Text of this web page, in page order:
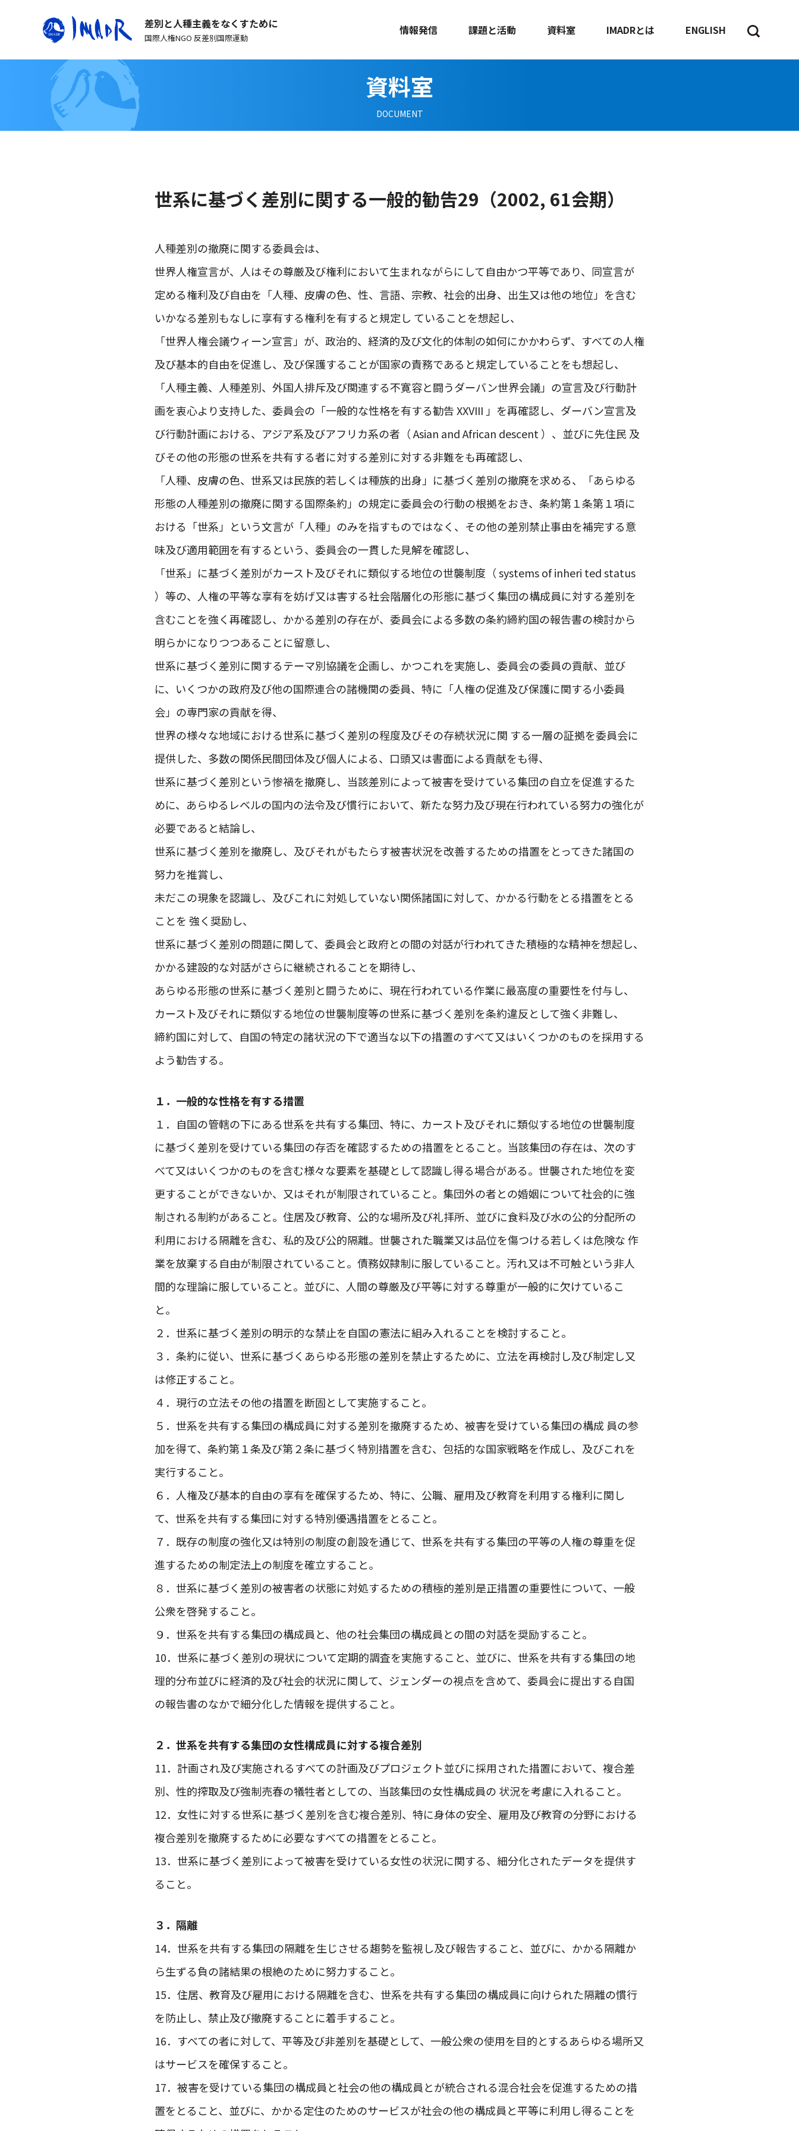
差別と人種主義をなくすために
国際人権NGO 反差別国際運動
情報発信 課題と活動 資料室 IMADRとは ENGLISH
資料室
DOCUMENT
世系に基づく差別に関する一般的勧告29（2002, 61会期）
人種差別の撤廃に関する委員会は、
世界人権宣言が、人はその尊厳及び権利において生まれながらにして自由かつ平等であり、同宣言が
定める権利及び自由を「人種、皮膚の色、性、言語、宗教、社会的出身、出生又は他の地位」を含む
いかなる差別もなしに享有する権利を有すると規定し ていることを想起し、
「世界人権会議ウィーン宣言」が、政治的、経済的及び文化的体制の如何にかかわらず、すべての人権
及び基本的自由を促進し、及び保護することが国家の責務であると規定していることをも想起し、
「人種主義、人種差別、外国人排斥及び関連する不寛容と闘うダーバン世界会議」の宣言及び行動計
画を衷心より支持した、委員会の「一般的な性格を有する勧告 XXVIII 」を再確認し、ダーバン宣言及
び行動計画における、アジア系及びアフリカ系の者（ Asian and African descent ）、並びに先住民 及
びその他の形態の世系を共有する者に対する差別に対する非難をも再確認し、
「人種、皮膚の色、世系又は民族的若しくは種族的出身」に基づく差別の撤廃を求める、「あらゆる
形態の人種差別の撤廃に関する国際条約」の規定に委員会の行動の根拠をおき、条約第１条第１項に
おける「世系」という文言が「人種」のみを指すものではなく、その他の差別禁止事由を補完する意
味及び適用範囲を有するという、委員会の一貫した見解を確認し、
「世系」に基づく差別がカースト及びそれに類似する地位の世襲制度（ systems of inheri ted status
）等の、人権の平等な享有を妨げ又は害する社会階層化の形態に基づく集団の構成員に対する差別を
含むことを強く再確認し、かかる差別の存在が、委員会による多数の条約締約国の報告書の検討から
明らかになりつつあることに留意し、
世系に基づく差別に関するテーマ別協議を企画し、かつこれを実施し、委員会の委員の貢献、並び
に、いくつかの政府及び他の国際連合の諸機関の委員、特に「人権の促進及び保護に関する小委員
会」の専門家の貢献を得、
世界の様々な地域における世系に基づく差別の程度及びその存続状況に関 する一層の証拠を委員会に
提供した、多数の関係民間団体及び個人による、口頭又は書面による貢献をも得、
世系に基づく差別という惨禍を撤廃し、当該差別によって被害を受けている集団の自立を促進するた
めに、あらゆるレベルの国内の法令及び慣行において、新たな努力及び現在行われている努力の強化が
必要であると結論し、
世系に基づく差別を撤廃し、及びそれがもたらす被害状況を改善するための措置をとってきた諸国の
努力を推賞し、
未だこの現象を認識し、及びこれに対処していない関係諸国に対して、かかる行動をとる措置をとる
ことを 強く奨励し、
世系に基づく差別の問題に関して、委員会と政府との間の対話が行われてきた積極的な精神を想起し、
かかる建設的な対話がさらに継続されることを期待し、
あらゆる形態の世系に基づく差別と闘うために、現在行われている作業に最高度の重要性を付与し、
カースト及びそれに類似する地位の世襲制度等の世系に基づく差別を条約違反として強く非難し、
締約国に対して、自国の特定の諸状況の下で適当な以下の措置のすべて又はいくつかのものを採用する
よう勧告する。
１．一般的な性格を有する措置
１．自国の管轄の下にある世系を共有する集団、特に、カースト及びそれに類似する地位の世襲制度
に基づく差別を受けている集団の存否を確認するための措置をとること。当該集団の存在は、次のす
べて又はいくつかのものを含む様々な要素を基礎として認識し得る場合がある。世襲された地位を変
更することができないか、又はそれが制限されていること。集団外の者との婚姻について社会的に強
制される制約があること。住居及び教育、公的な場所及び礼拝所、並びに食料及び水の公的分配所の
利用における隔離を含む、私的及び公的隔離。世襲された職業又は品位を傷つける若しくは危険な 作
業を放棄する自由が制限されていること。債務奴隷制に服していること。汚れ又は不可触という非人
間的な理論に服していること。並びに、人間の尊厳及び平等に対する尊重が一般的に欠けているこ
と。
２．世系に基づく差別の明示的な禁止を自国の憲法に組み入れることを検討すること。
３．条約に従い、世系に基づくあらゆる形態の差別を禁止するために、立法を再検討し及び制定し又
は修正すること。
４．現行の立法その他の措置を断固として実施すること。
５．世系を共有する集団の構成員に対する差別を撤廃するため、被害を受けている集団の構成 員の参
加を得て、条約第１条及び第２条に基づく特別措置を含む、包括的な国家戦略を作成し、及びこれを
実行すること。
６．人権及び基本的自由の享有を確保するため、特に、公職、雇用及び教育を利用する権利に関し
て、世系を共有する集団に対する特別優遇措置をとること。
７．既存の制度の強化又は特別の制度の創設を通じて、世系を共有する集団の平等の人権の尊重を促
進するための制定法上の制度を確立すること。
８．世系に基づく差別の被害者の状態に対処するための積極的差別是正措置の重要性について、一般
公衆を啓発すること。
９．世系を共有する集団の構成員と、他の社会集団の構成員との間の対話を奨励すること。
10．世系に基づく差別の現状について定期的調査を実施すること、並びに、世系を共有する集団の地
理的分布並びに経済的及び社会的状況に関して、ジェンダーの視点を含めて、委員会に提出する自国
の報告書のなかで細分化した情報を提供すること。
２．世系を共有する集団の女性構成員に対する複合差別
11．計画され及び実施されるすべての計画及びプロジェクト並びに採用された措置において、複合差
別、性的搾取及び強制売春の犠牲者としての、当該集団の女性構成員の 状況を考慮に入れること。
12．女性に対する世系に基づく差別を含む複合差別、特に身体の安全、雇用及び教育の分野における
複合差別を撤廃するために必要なすべての措置をとること。
13．世系に基づく差別によって被害を受けている女性の状況に関する、細分化されたデータを提供す
ること。
３．隔離
14．世系を共有する集団の隔離を生じさせる趨勢を監視し及び報告すること、並びに、かかる隔離か
ら生ずる負の諸結果の根絶のために努力すること。
15．住居、教育及び雇用における隔離を含む、世系を共有する集団の構成員に向けられた隔離の慣行
を防止し、禁止及び撤廃することに着手すること。
16．すべての者に対して、平等及び非差別を基礎として、一般公衆の使用を目的とするあらゆる場所又
はサービスを確保すること。
17．被害を受けている集団の構成員と社会の他の構成員とが統合される混合社会を促進するための措
置をとること、並びに、かかる定住のためのサービスが社会の他の構成員と平等に利用し得ることを